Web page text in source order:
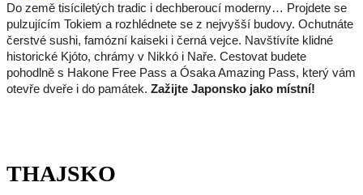
Do země tisíciletých tradic i dechberoucí moderny… Projdete se
pulzujícím Tokiem a rozhlédnete se z nejvyšší budovy. Ochutnáte
čerstvé sushi, famózní kaiseki i černá vejce. Navštívíte klidné
historické Kjóto, chrámy v Nikkó i Naře. Cestovat budete
pohodlně s Hakone Free Pass a Ósaka Amazing Pass, který vám
otevře dveře i do památek. Zažijte Japonsko jako místní!
THAJSKO